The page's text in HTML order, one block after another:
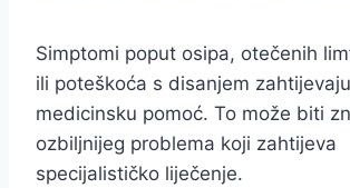
Simptomi poput osipa, otečenih
ili poteškoća s disanjem
medicinsku pomoć. To može biti
ozbiljnijeg problema koji zahtijeva
specijalističko liječenje.